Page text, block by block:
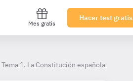
Mes gratis
Hacer test gratis
Tema 1. La Constitución española de 1978.